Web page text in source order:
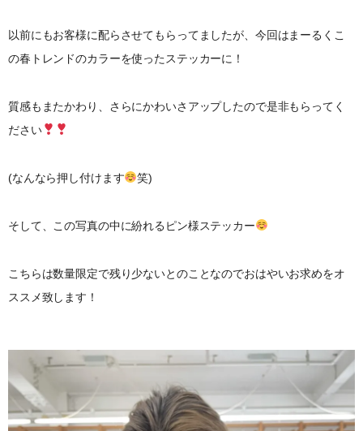
以前にもお客様に配らさせてもらってましたが、今回はまーるくこ
の春トレンドのカラーを使ったステッカーに！
質感もまたかわり、さらにかわいさアップしたので是非もらってく
ださい
(なんなら押し付けます 笑)
そして、この写真の中に紛れるピン様ステッカー
こちらは数量限定で残り少ないとのことなのでおはやいお求めをオ
ススメ致します！